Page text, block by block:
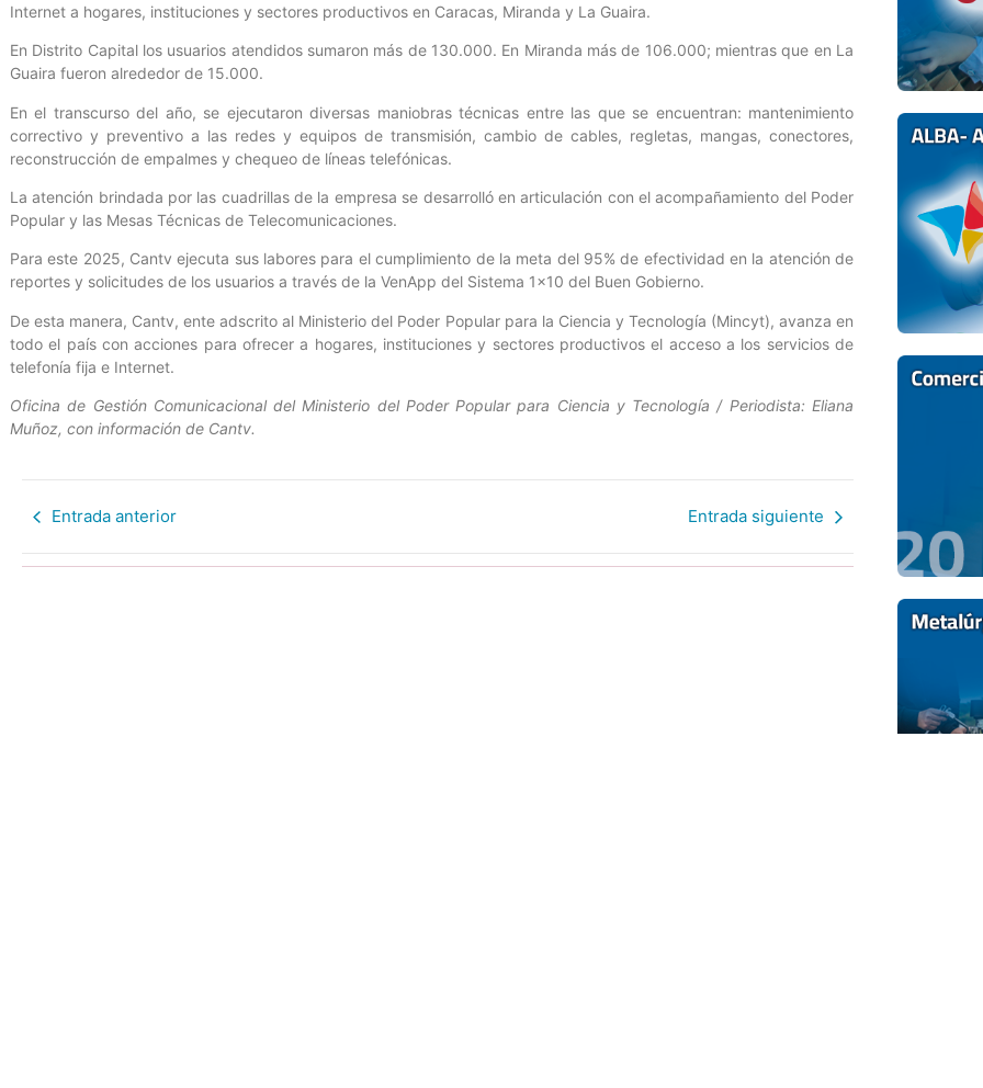
Internet a hogares, instituciones y sectores productivos en Caracas, Miranda y La Guaira.
En Distrito Capital los usuarios atendidos sumaron más de 130.000. En Miranda más de 106.000; mientras que en La
Guaira fueron alrededor de 15.000.
En el transcurso del año, se ejecutaron diversas maniobras técnicas entre las que se encuentran: mantenimiento
correctivo y preventivo a las redes y equipos de transmisión, cambio de cables, regletas, mangas, conectores,
reconstrucción de empalmes y chequeo de líneas telefónicas.
La atención brindada por las cuadrillas de la empresa se desarrolló en articulación con el acompañamiento del Poder
Popular y las Mesas Técnicas de Telecomunicaciones.
Para este 2025, Cantv ejecuta sus labores para el cumplimiento de la meta del 95% de efectividad en la atención de
reportes y solicitudes de los usuarios a través de la VenApp del Sistema 1×10 del Buen Gobierno.
De esta manera, Cantv, ente adscrito al Ministerio del Poder Popular para la Ciencia y Tecnología (Mincyt), avanza en
todo el país con acciones para ofrecer a hogares, instituciones y sectores productivos el acceso a los servicios de
telefonía fija e Internet.
Oficina de Gestión Comunicacional del Ministerio del Poder Popular para Ciencia y Tecnología / Periodista: Eliana
Muñoz, con información de Cantv.
Entrada anterior Entrada siguiente